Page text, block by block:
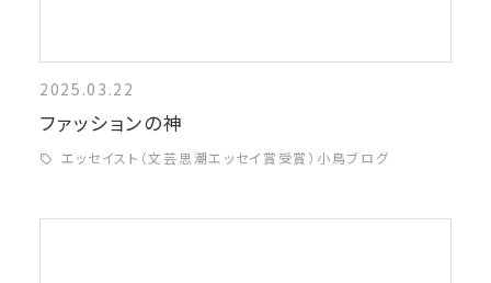
2025.03.22
ファッションの神
エッセイスト（文芸思潮エッセイ賞受賞）小鳥ブログ